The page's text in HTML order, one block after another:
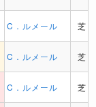
C．ルメール 芝
C．ルメール 芝
C．ルメール 芝